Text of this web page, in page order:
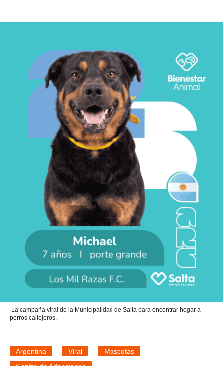
La campaña viral de la Municipalidad de Salta para encontrar hogar a
perros callejeros.
Argentina Viral
Mascotas